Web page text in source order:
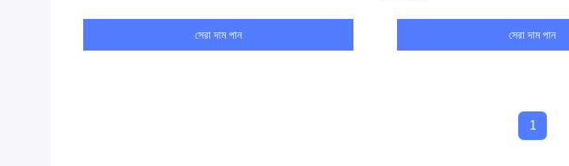
সেরা দাম পান সেরা দাম পান
1